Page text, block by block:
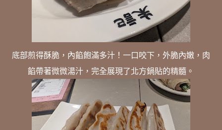
底部煎得酥脆，內餡飽滿多汁！一口咬下，外脆內嫩，肉
餡帶著微微湯汁，完全展現了北方鍋貼的精髓。